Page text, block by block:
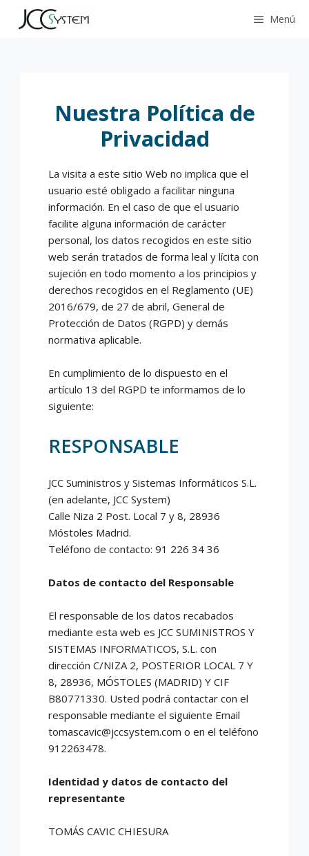
Saltar
Menú
Nuestra Política de
Privacidad
La visita a este sitio Web no implica que el
usuario esté obligado a facilitar ninguna
información. En el caso de que el usuario
facilite alguna información de carácter
personal, los datos recogidos en este sitio
web serán tratados de forma leal y lícita con
sujeción en todo momento a los principios y
derechos recogidos en el Reglamento (UE)
2016/679, de 27 de abril, General de
Protección de Datos (RGPD) y demás
normativa aplicable.
En cumplimiento de lo dispuesto en el
artículo 13 del RGPD te informamos de lo
siguiente:
RESPONSABLE
JCC Suministros y Sistemas Informáticos S.L.
(en adelante, JCC System)
Calle Niza 2 Post. Local 7 y 8, 28936
Móstoles Madrid.
Teléfono de contacto: 91 226 34 36
Datos de contacto del Responsable
El responsable de los datos recabados
mediante esta web es JCC SUMINISTROS Y
SISTEMAS INFORMATICOS, S.L. con
dirección C/NIZA 2, POSTERIOR LOCAL 7 Y
8, 28936, MÓSTOLES (MADRID) Y CIF
B80771330. Usted podrá contactar con el
responsable mediante el siguiente Email
tomascavic@jccsystem.com o en el teléfono
912263478.
Identidad y datos de contacto del
representante
TOMÁS CAVIC CHIESURA